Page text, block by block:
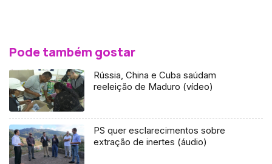
Pode também gostar
Rússia, China e Cuba saúdam
reeleição de Maduro (vídeo)
PS quer esclarecimentos sobre
extração de inertes (áudio)